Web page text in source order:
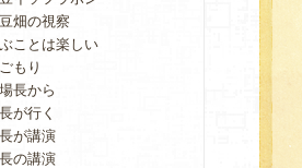
畑の視察
ことは楽しい
もり
長から
が行く
が講演
の講演